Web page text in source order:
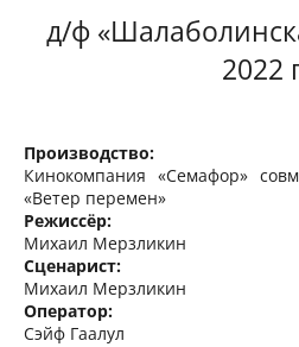
д/ф
2022
Производство:
Кинокомпания «Семафор»
«Ветер перемен»
Режиссёр:
Михаил Мерзликин
Сценарист:
Михаил Мерзликин
Оператор:
Сэйф Гаалул